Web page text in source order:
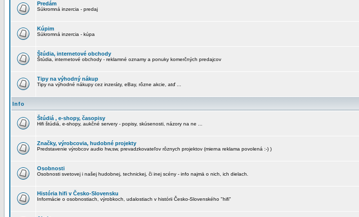
Predám
Súkromná inzercia - predaj
Kúpim
Súkromná inzercia - kúpa
Štúdia, internetové obchody
Štúdia, internetové obchody - reklamné oznamy a ponuky komerčných predajcov
Tipy na výhodný nákup
Tipy na výhodné nákupy cez inzeráty, eBay, rôzne akcie, atď ...
Info
Štúdiá , e-shopy, časopisy
Hifi štúdiá, e-shopy, aukčné servery - popisy, skúsenosti, názory na ne ...
Značky, výrobcovia, hudobné projekty
Predstavenie výrobcov audio hw,sw, prevadzkovateľov rôznych projektov (mierna reklama povolená :-) )
Osobnosti
Osobnosti svetovej i našej hudobnej, technickej, či inej scény - info najmä o nich, ich dielach.
História hifi v Česko-Slovensku
Informácie o osobnostiach, výrobkoch, udalostiach v histórii Česko-Slovenského "hifi"